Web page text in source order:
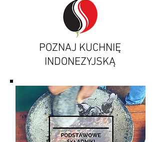
POZNAJ KUCHNIĘ
INDONEZYJSKĄ